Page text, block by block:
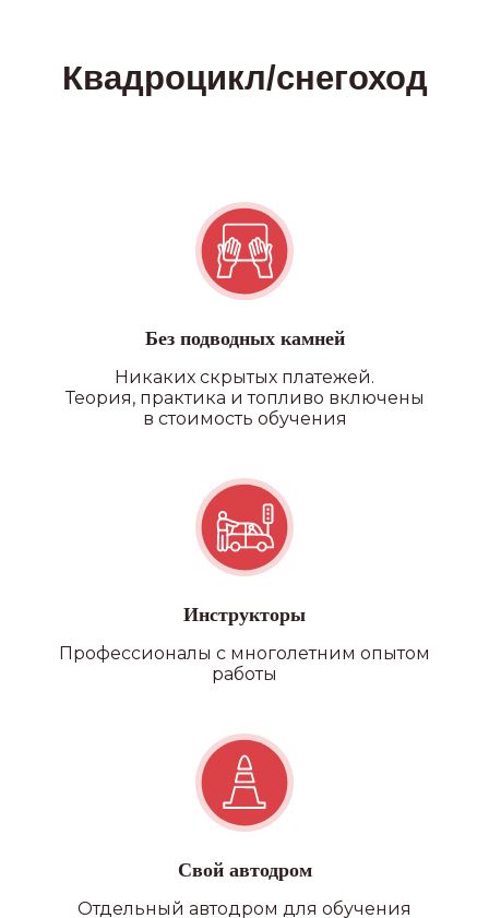
Без подводных камней
Никаких скрытых платежей.
Теория, практика и топливо включены
в стоимость обучения
Инструкторы
Профессионалы с многолетним опытом
работы
Свой автодром
Отдельный автодром для обучения